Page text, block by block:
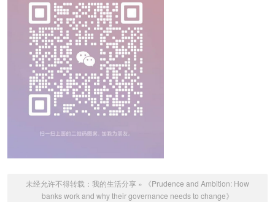
未经允许不得转载： 我的生活分享 »
《Prudence and Ambition: How
banks work and why their governance needs to change》